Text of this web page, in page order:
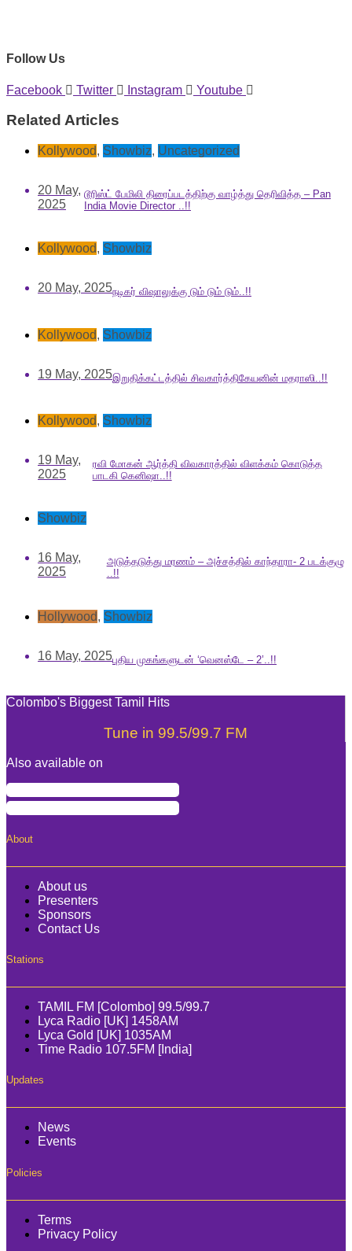
Follow Us
Facebook Twitter Instagram Youtube
Related Articles
Kollywood, Showbiz, Uncategorized
20 May,
2025
டூரிஸ்ட் பேமிலி திரைப்படத்திற்கு வாழ்த்து தெரிவித்த – Pan
India Movie Director ..!!
Kollywood, Showbiz
20 May, 2025நடிகர் விஷாலுக்கு டும் டும் டும்..!!
Kollywood, Showbiz
19 May, 2025இறுதிக்கட்டத்தில் சிவகார்த்திகேயனின் மதராஸி..!!
Kollywood, Showbiz
19 May,
2025
ரவி மோகன் ஆர்த்தி விவகாரத்தில் விளக்கம் கொடுத்த
பாடகி கெனிஷா..!!
Showbiz
16 May,
2025
அடுத்தடுத்து மரணம் – அச்சத்தில் காந்தாரா- 2 படக்குழு
..!!
Hollywood, Showbiz
16 May, 2025புதிய முகங்களுடன் ‘வெனஸ்டே – 2’..!!
Colombo's Biggest Tamil Hits
Tune in 99.5/99.7 FM
Also available on
About
About us
Presenters
Sponsors
Contact Us
Stations
TAMIL FM [Colombo] 99.5/99.7
Lyca Radio [UK] 1458AM
Lyca Gold [UK] 1035AM
Time Radio 107.5FM [India]
Updates
News
Events
Policies
Terms
Privacy Policy